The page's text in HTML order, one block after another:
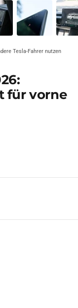
Tesla-Fahrer nutzen
für vorne